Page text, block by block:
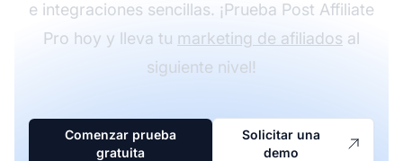
e integraciones sencillas. ¡Prueba Post Affiliate
Pro hoy y lleva tu marketing de afiliados al
siguiente nivel!
Comenzar prueba
gratuita
Solicitar una
demo